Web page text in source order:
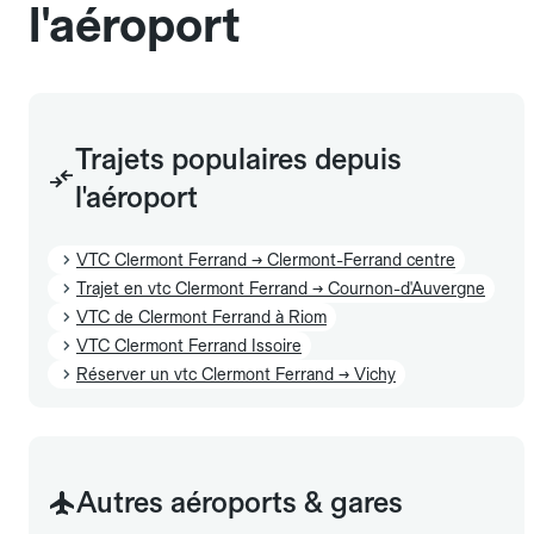
l'aéroport
Trajets populaires depuis
l'aéroport
VTC Clermont Ferrand → Clermont-Ferrand centre
Trajet en vtc Clermont Ferrand → Cournon-d'Auvergne
VTC de Clermont Ferrand à Riom
VTC Clermont Ferrand Issoire
Réserver un vtc Clermont Ferrand → Vichy
Autres aéroports & gares